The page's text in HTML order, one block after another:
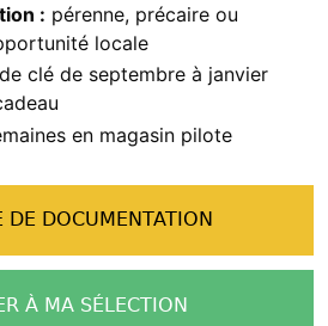
: pérenne, précaire ou
locale
clé de septembre à janvier
en magasin pilote
DE DOCUMENTATION
À MA SÉLECTION